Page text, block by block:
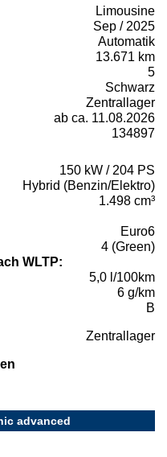
Limousine
Sep / 2025
Automatik
13.671 km
5
Schwarz
Zentrallager
ab ca. 11.08.2026
134897
150 kW / 204 PS
Hybrid (Benzin/Elektro)
1.498 cm³
Euro6
4 (Green)
WLTP:
5,0 l/100km
6 g/km
B
Zentrallager
advanced